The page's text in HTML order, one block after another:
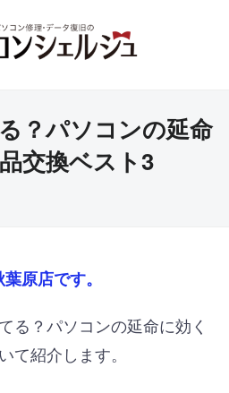
？パソコンの延命
交換ベスト3
原店です。
る？パソコンの延命に効く
て紹介します。